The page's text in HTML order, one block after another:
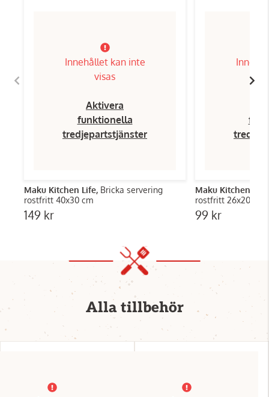
Innehållet kan inte
visas
Aktivera
funktionella
tredjepartstjänster
Maku Kitchen Life, Bricka servering
rostfritt 40x30 cm
149 kr
Maku Kitchen
rostfritt 26x20
99 kr
Alla tillbehör